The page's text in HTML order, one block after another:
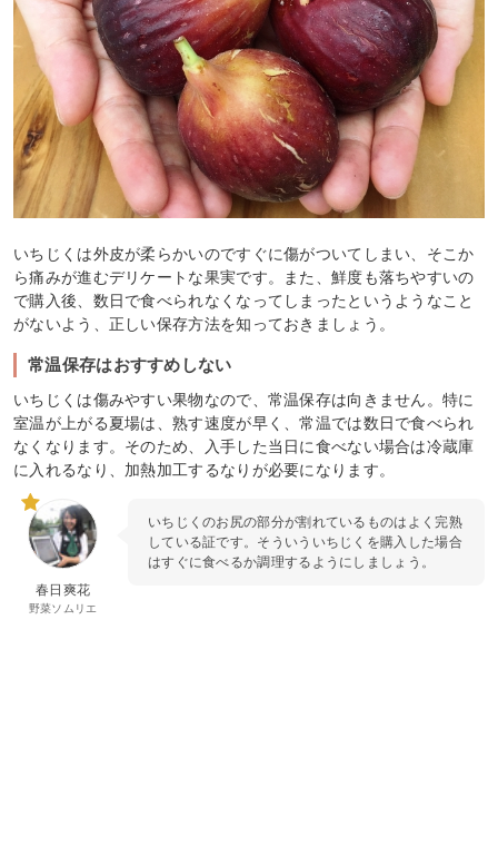
いちじくは外皮が柔らかいのですぐに傷がついてしまい、そこか
ら痛みが進むデリケートな果実です。また、鮮度も落ちやすいの
で購入後、数日で食べられなくなってしまったというようなこと
がないよう、正しい保存方法を知っておきましょう。
常温保存はおすすめしない
いちじくは傷みやすい果物なので、常温保存は向きません。特に
室温が上がる夏場は、熟す速度が早く、常温では数日で食べられ
なくなります。そのため、入手した当日に食べない場合は冷蔵庫
に入れるなり、加熱加工するなりが必要になります。
春日爽花
野菜ソムリエ
いちじくのお尻の部分が割れているものはよく完熟
している証です。そういういちじくを購入した場合
はすぐに食べるか調理するようにしましょう。